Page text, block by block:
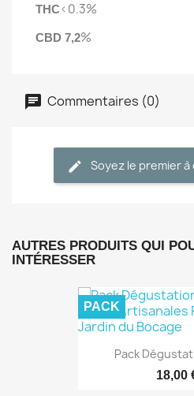
THC<0.3%
CBD 7,2%
Commentaires (0)
Soyez le premier
AUTRES PRODUITS QUI
INTÉRESSER
Pack
18,00
PACK